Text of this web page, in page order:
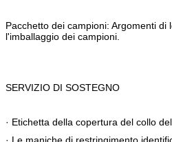
Pacchetto dei campioni: Argomenti
l'imballaggio dei campioni.
SERVIZIO DI SOSTEGNO
· Etichetta della copertura del collo
· Le maniche di restringimento